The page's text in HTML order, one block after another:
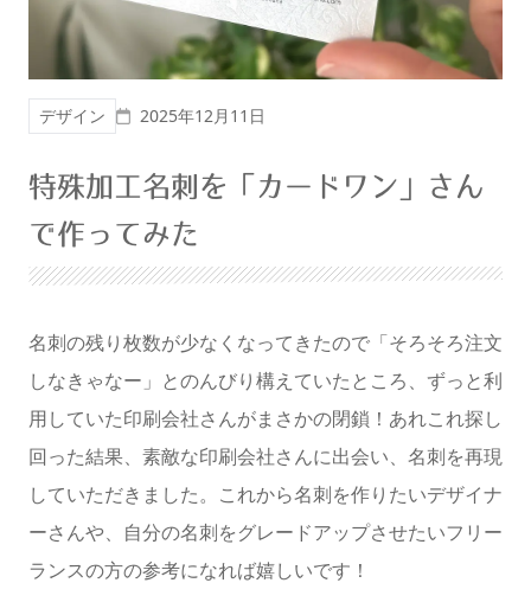
動画講座
暗くする
デザイン 投稿日
2025年12月11日
特殊加工名刺を「カードワン」さん
で作ってみた
名刺の残り枚数が少なくなってきたので「そろそろ注文
しなきゃなー」とのんびり構えていたところ、ずっと利
用していた印刷会社さんがまさかの閉鎖！あれこれ探し
回った結果、素敵な印刷会社さんに出会い、名刺を再現
していただきました。これから名刺を作りたいデザイナ
ーさんや、自分の名刺をグレードアップさせたいフリー
ランスの方の参考になれば嬉しいです！